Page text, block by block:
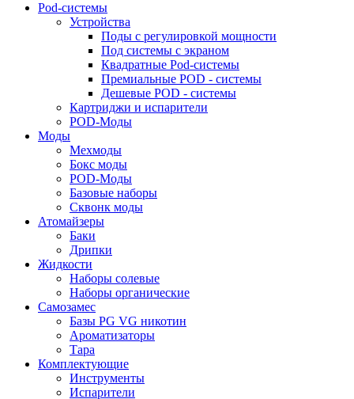
Pod-системы
Устройства
Поды с регулировкой мощности
Под системы с экраном
Квадратные Pod-системы
Премиальные POD - системы
Дешевые POD - системы
Картриджи и испарители
POD-Моды
Моды
Мехмоды
Бокс моды
POD-Моды
Базовые наборы
Сквонк моды
Атомайзеры
Баки
Дрипки
Жидкости
Наборы солевые
Наборы органические
Самозамес
Базы PG VG никотин
Ароматизаторы
Тара
Комплектующие
Инструменты
Испарители